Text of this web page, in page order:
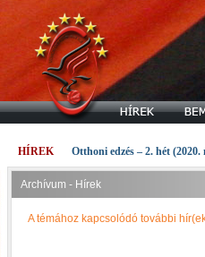
HÍREK Otthoni edzés – 2. hét
Archívum - Hírek
A témához kapcsolódó további